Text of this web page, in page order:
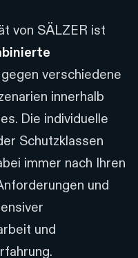
von SÄLZER ist
gegen verschiedene
innerhalb
Die individuelle
Schutzklassen
immer nach Ihren
und
und